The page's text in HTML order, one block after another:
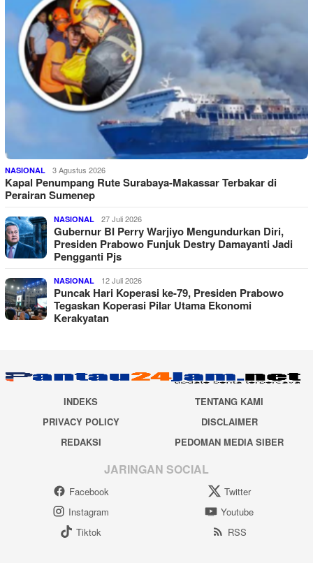
NASIONAL 3 Agustus 2026
Kapal Penumpang Rute Surabaya-Makassar Terbakar di
Perairan Sumenep
NASIONAL 27 Juli 2026
Gubernur BI Perry Warjiyo Mengundurkan Diri,
Presiden Prabowo Funjuk Destry Damayanti Jadi
Pengganti Pjs
NASIONAL 12 Juli 2026
Puncak Hari Koperasi ke-79, Presiden Prabowo
Tegaskan Koperasi Pilar Utama Ekonomi
Kerakyatan
INDEKS
TENTANG KAMI
PRIVACY POLICY
DISCLAIMER
REDAKSI
PEDOMAN MEDIA SIBER
JARINGAN SOCIAL
Facebook
Twitter
Instagram
Youtube
Tiktok
RSS